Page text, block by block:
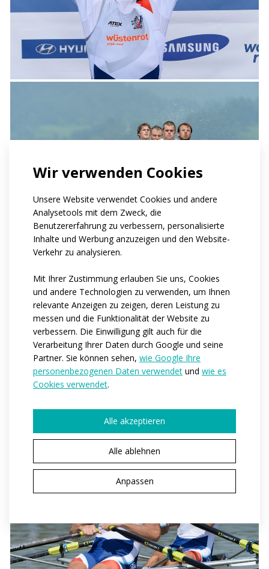
Wir verwenden Cookies
Unsere Website verwendet Cookies und andere
Analysetools mit dem Zweck, die
Benutzererfahrung zu verbessern, personalisierte
Inhalte und Werbung anzuzeigen und den Website-
Verkehr zu analysieren.
Mit Ihrer Zustimmung erlauben Sie uns, Cookies
und andere Technologien zu verwenden, um Ihnen
relevante Anzeigen zu zeigen, deren Leistung zu
messen und die Funktionalität der Website zu
verbessern. Die Einwilligung gilt auch für die
Verarbeitung Ihrer Daten durch Google und seine
Partner. Sie können sehen, wie Google Ihre
personenbezogenen Daten verwendet und wie es
Cookies verwendet.
Alle akzeptieren
Alle ablehnen
Anpassen